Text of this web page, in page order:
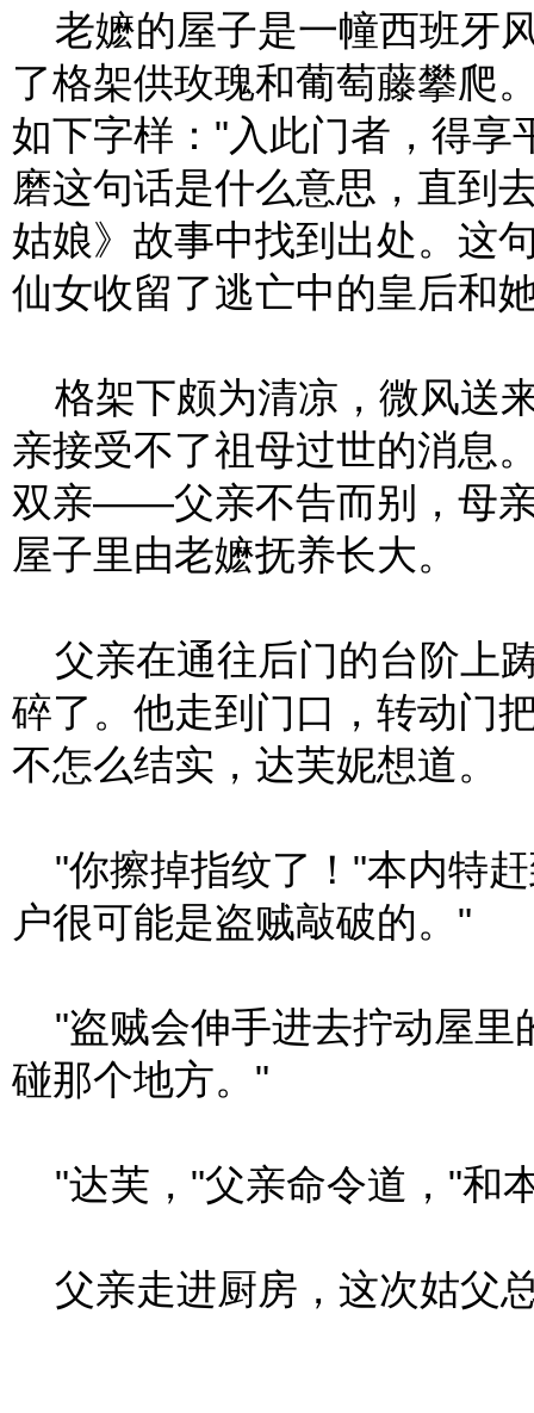
老嬷的屋子是一幢西班牙
了格架供玫瑰和葡萄藤攀爬
如下字样："入此门者，得享
磨这句话是什么意思，直到
姑娘》故事中找到出处。这
仙女收留了逃亡中的皇后和
格架下颇为清凉，微风送
亲接受不了祖母过世的消息
双亲——父亲不告而别，母
屋子里由老嬷抚养长大。
父亲在通往后门的台阶上
碎了。他走到门口，转动门
不怎么结实，达芙妮想道。
"你擦掉指纹了！"本内特
户很可能是盗贼敲破的。"
"盗贼会伸手进去拧动屋里
碰那个地方。"
"达芙，"父亲命令道，"和
父亲走进厨房，这次姑父